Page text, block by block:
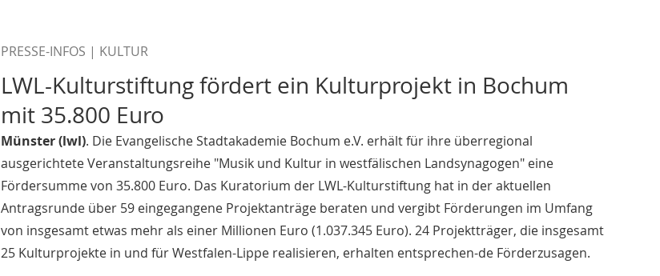
PRESSE-INFOS | KULTUR
LWL-Kulturstiftung fördert ein Kulturprojekt in Bochum
mit 35.800 Euro
Münster (lwl). Die Evangelische Stadtakademie Bochum e.V. erhält für ihre überregional
ausgerichtete Veranstaltungsreihe "Musik und Kultur in westfälischen Landsynagogen" eine
Fördersumme von 35.800 Euro. Das Kuratorium der LWL-Kulturstiftung hat in der aktuellen
Antragsrunde über 59 eingegangene Projektanträge beraten und vergibt Förderungen im Umfang
von insgesamt etwas mehr als einer Millionen Euro (1.037.345 Euro). 24 Projektträger, die insgesamt
25 Kulturprojekte in und für Westfalen-Lippe realisieren, erhalten entsprechen-de Förderzusagen.